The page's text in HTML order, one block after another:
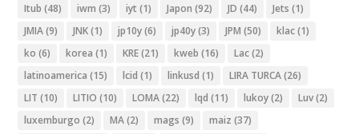
Itub (48) iwm (3) iyt (1) Japon (92) JD (44) Jets (1)
JMIA(9) JNK(1) jp10y(6) jp40y(3) JPM (50) klac(1)
ko (6) korea (1) KRE(21) kweb (16) Lac(2)
latinoamerica (15) lcid (1) linkusd (1) LIRA TURCA(26)
LIT (10) LITIO (10) LOMA(22) lqd (11) lukoy(2) Luv(2)
luxemburgo (2) MA(2) mags (9) maiz (37)